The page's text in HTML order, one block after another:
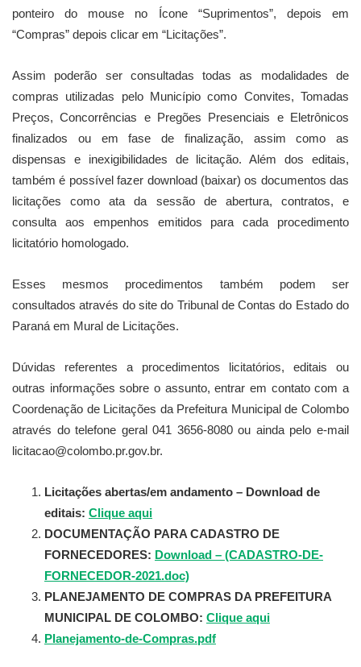
ponteiro do mouse no Ícone “Suprimentos”, depois em
“Compras” depois clicar em “Licitações”.
Assim poderão ser consultadas todas as modalidades de
compras utilizadas pelo Município como Convites, Tomadas
Preços, Concorrências e Pregões Presenciais e Eletrônicos
finalizados ou em fase de finalização, assim como as
dispensas e inexigibilidades de licitação. Além dos editais,
também é possível fazer download (baixar) os documentos das
licitações como ata da sessão de abertura, contratos, e
consulta aos empenhos emitidos para cada procedimento
licitatório homologado.
Esses mesmos procedimentos também podem ser
consultados através do site do Tribunal de Contas do Estado do
Paraná em Mural de Licitações.
Dúvidas referentes a procedimentos licitatórios, editais ou
outras informações sobre o assunto, entrar em contato com a
Coordenação de Licitações da Prefeitura Municipal de Colombo
através do telefone geral 041 3656-8080 ou ainda pelo e-mail
licitacao@colombo.pr.gov.br.
Licitações abertas/em andamento – Download de
editais: Clique aqui
DOCUMENTAÇÃO PARA CADASTRO DE
FORNECEDORES: Download – (CADASTRO-DE-
FORNECEDOR-2021.doc)
PLANEJAMENTO DE COMPRAS DA PREFEITURA
MUNICIPAL DE COLOMBO: Clique aqui
Planejamento-de-Compras.pdf